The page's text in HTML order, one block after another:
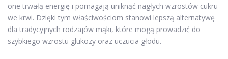
one trwałą energię i pomagają uniknąć nagłych wzrostów cukru
we krwi. Dzięki tym właściwościom stanowi lepszą alternatywę
dla tradycyjnych rodzajów mąki, które mogą prowadzić do
szybkiego wzrostu glukozy oraz uczucia głodu.